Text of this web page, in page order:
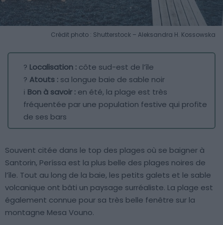
Crédit photo : Shutterstock – Aleksandra H. Kossowska
? Localisation : côte sud-est de l’île
? Atouts : sa longue baie de sable noir
ℹ️ Bon à savoir : en été, la plage est très
fréquentée par une population festive qui profite
de ses bars
Souvent citée dans le top des plages où se baigner à
Santorin, Períssa est la plus belle des plages noires de
l’île. Tout au long de la baie, les petits galets et le sable
volcanique ont bâti un paysage surréaliste. La plage est
également connue pour sa très belle fenêtre sur la
montagne Mesa Vouno.